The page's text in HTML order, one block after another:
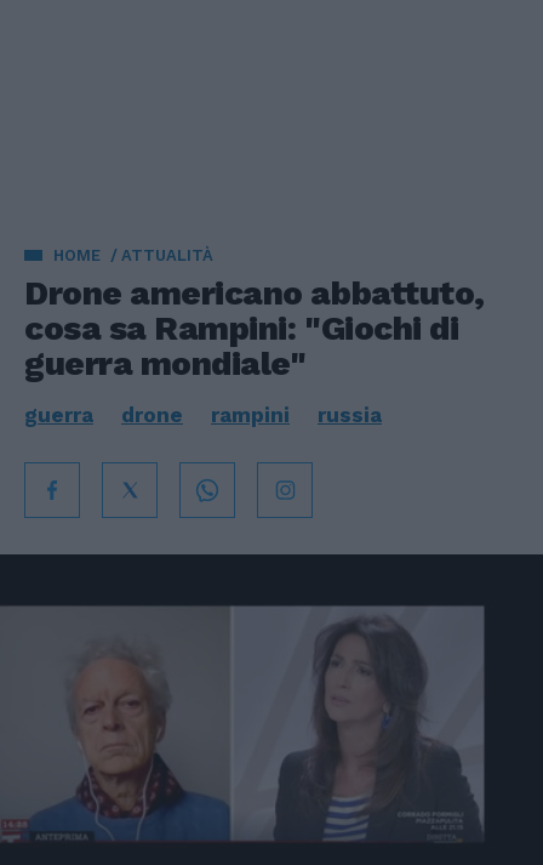
HOME ATTUALITÀ
Drone americano abbattuto,
cosa sa Rampini: "Giochi di
guerra mondiale"
guerra drone rampini russia